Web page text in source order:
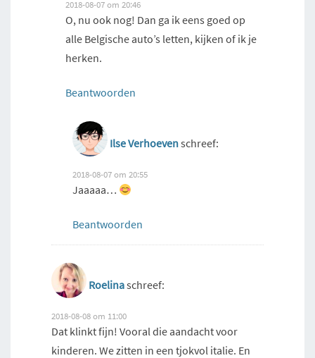
2018-08-07 om 20:46
O, nu ook nog! Dan ga ik eens goed op
alle Belgische auto’s letten, kijken of ik je
herken.
Beantwoorden
Ilse Verhoevenschreef:
2018-08-07 om 20:55
Jaaaaa…
Beantwoorden
Roelinaschreef:
2018-08-08 om 11:00
Dat klinkt fijn! Vooral die aandacht voor
kinderen. We zitten in een tjokvol italie. En